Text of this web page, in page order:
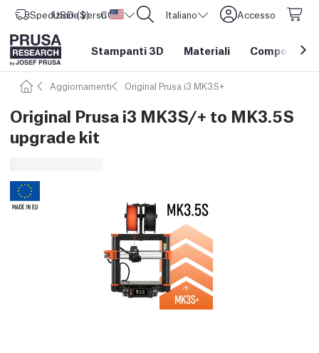
Spedizione verso Stati Uniti d'America
USD ($) CORE One L: Ora disponibile! Italiano Accesso
Stampanti 3D Materiali Componenti
Aggiornamenti Original Prusa i3 MK3S+
Original Prusa i3 MK3S/+ to MK3.5S
upgrade kit